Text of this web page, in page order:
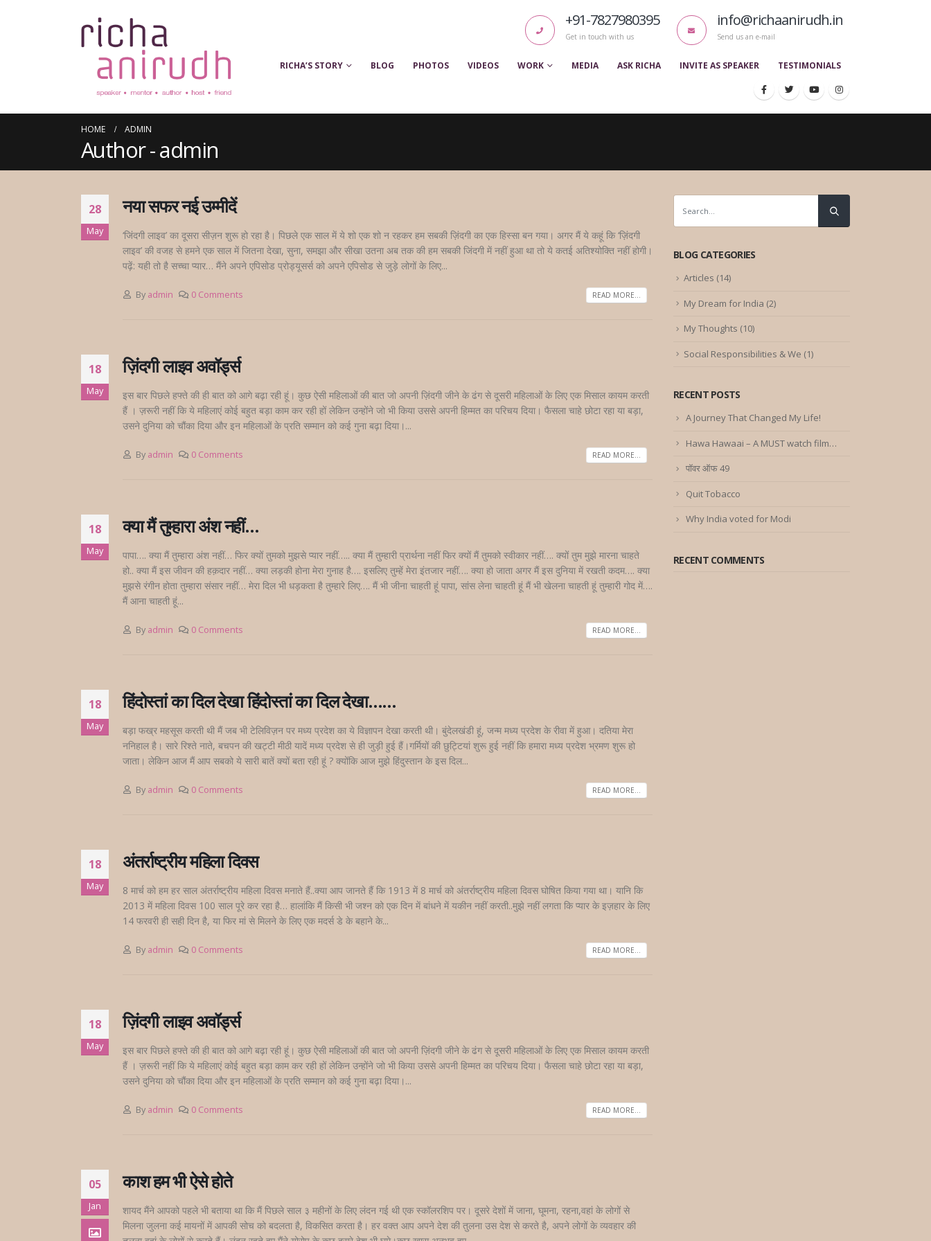
+91-7827980395
Get in touch with us
info@richaanirudh.in
Send us an e-mail
RICHA’S STORY BLOG PHOTOS VIDEOS WORK MEDIA ASK RICHA INVITE AS SPEAKER TESTIMONIALS
HOME ADMIN
Author - admin
28
May
नया सफर नई उम्मीदें
‘जिंदगी लाइव’ का दूसरा सीज़न शुरू हो रहा है। पिछले एक साल में ये शो एक शो न रहकर हम सबकी ज़िंदगी का एक हिस्सा बन गया। अगर मैं ये कहूं कि ‘ज़िंदगी
लाइव’ की वजह से हमने एक साल में जितना देखा, सुना, समझा और सीखा उतना अब तक की हम सबकी जिंदगी में नहीं हुआ था तो ये कतई अतिश्योक्ति नहीं होगी।
पढ़ें: यही तो है सच्चा प्यार… मैंने अपने एपिसोड प्रोड्यूसर्स को अपने एपिसोड से जुड़े लोगों के लिए...
By admin 0 Comments READ MORE...
18
May
ज़िंदगी लाइव अवॉर्ड्स
इस बार पिछले हफ्ते की ही बात को आगे बढ़ा रही हूं। कुछ ऐसी महिलाओं की बात जो अपनी ज़िंदगी जीने के ढंग से दूसरी महिलाओं के लिए एक मिसाल कायम करती
हैं । ज़रूरी नहीं कि ये महिलाएं कोई बहुत बड़ा काम कर रही हों लेकिन उन्होंने जो भी किया उससे अपनी हिम्मत का परिचय दिया। फैसला चाहे छोटा रहा या बड़ा,
उसने दुनिया को चौंका दिया और इन महिलाओं के प्रति सम्मान को कई गुना बढ़ा दिया।...
By admin 0 Comments READ MORE...
18
May
क्या मैं तुम्हारा अंश नहीं…
पापा…. क्या मैं तुम्हारा अंश नहीं… फिर क्यों तुमको मुझसे प्यार नहीं….. क्या मैं तुम्हारी प्रार्थना नहीं फिर क्यों मैं तुमको स्वीकार नहीं…. क्यों तुम मुझे मारना चाहते
हो.. क्या मैं इस जीवन की हक़दार नहीं… क्या लड़की होना मेरा गुनाह है…. इसलिए तुम्हें मेरा इंतजार नहीं…. क्या हो जाता अगर मैं इस दुनिया में रखती कदम…. क्या
मुझसे रंगीन होता तुम्हारा संसार नहीं… मेरा दिल भी धड़कता है तुम्हारे लिए…. मैं भी जीना चाहती हूं पापा, सांस लेना चाहती हूं मैं भी खेलना चाहती हूं तुम्हारी गोद में….
मैं आना चाहती हूं...
By admin 0 Comments READ MORE...
18
May
हिंदोस्तां का दिल देखा हिंदोस्तां का दिल देखा……
बड़ा फख्र महसूस करती थी मैं जब भी टेलिविज़न पर मध्य प्रदेश का ये विज्ञापन देखा करती थी। बुंदेलखंडी हूं, जन्म मध्य प्रदेश के रीवा में हुआ। दतिया मेरा
ननिहाल है। सारे रिश्ते नाते, बचपन की खट्टी मीठी यादें मध्य प्रदेश से ही जुड़ी हुई हैं।गर्मियों की छुट्टियां शुरू हुई नहीं कि हमारा मध्य प्रदेश भ्रमण शुरू हो
जाता। लेकिन आज मैं आप सबको ये सारी बातें क्यों बता रही हूं ? क्योंकि आज मुझे हिंदुस्तान के इस दिल...
By admin 0 Comments READ MORE...
18
May
अंतर्राष्ट्रीय महिला दिवस
8 मार्च को हम हर साल अंतर्राष्ट्रीय महिला दिवस मनाते हैं..क्या आप जानते हैं कि 1913 में 8 मार्च को अंतर्राष्ट्रीय महिला दिवस घोषित किया गया था। यानि कि
2013 में महिला दिवस 100 साल पूरे कर रहा है… हालांकि मैं किसी भी जश्न को एक दिन में बांधने में यकीन नहीं करती..मुझे नहीं लगता कि प्यार के इज़हार के लिए
14 फरवरी ही सही दिन है, या फिर मां से मिलने के लिए एक मदर्स डे के बहाने के...
By admin 0 Comments READ MORE...
18
May
ज़िंदगी लाइव अवॉर्ड्स
इस बार पिछले हफ्ते की ही बात को आगे बढ़ा रही हूं। कुछ ऐसी महिलाओं की बात जो अपनी ज़िंदगी जीने के ढंग से दूसरी महिलाओं के लिए एक मिसाल कायम करती
हैं । ज़रूरी नहीं कि ये महिलाएं कोई बहुत बड़ा काम कर रही हों लेकिन उन्होंने जो भी किया उससे अपनी हिम्मत का परिचय दिया। फैसला चाहे छोटा रहा या बड़ा,
उसने दुनिया को चौंका दिया और इन महिलाओं के प्रति सम्मान को कई गुना बढ़ा दिया।...
By admin 0 Comments READ MORE...
05
Jan
काश हम भी ऐसे होते
शायद मैंने आपको पहले भी बताया था कि मैं पिछले साल ३ महीनों के लिए लंदन गई थी एक स्कॉलरशिप पर। दूसरे देशों में जाना, घूमना, रहना,वहां के लोगों से
मिलना जुलना कई मायनों में आपकी सोच को बदलता है, विकसित करता है। हर वक्त आप अपने देश की तुलना उस देश से करते है, अपने लोगों के व्यवहार की
BLOG CATEGORIES
Articles (14)
My Dream for India (2)
My Thoughts (10)
Social Responsibilities & We (1)
RECENT POSTS
A Journey That Changed My Life!
Hawa Hawaai – A MUST watch film…
पॉवर ऑफ 49
Quit Tobacco
Why India voted for Modi
RECENT COMMENTS